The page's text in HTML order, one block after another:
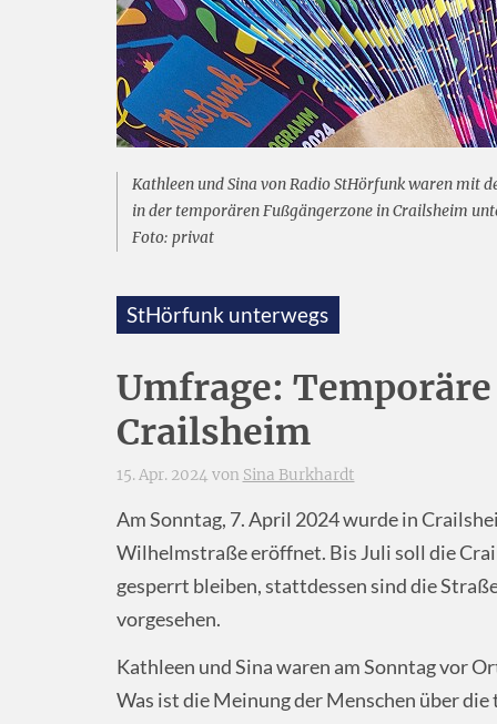
Kathleen und Sina von Radio StHörfunk waren mit
in der temporären Fußgängerzone in Crailsheim
Foto: privat
StHörfunk unterwegs
Umfrage:
Crailsheim
15. Apr. 2024 von Sina Burkhardt
Am Sonntag, 7. April 2024 wurde in
Wilhelmstraße eröffnet. Bis Juli soll die
gesperrt bleiben, stattdessen sind die
vorgesehen.
Kathleen und Sina waren am Sonntag vor
Was ist die Meinung der Menschen über